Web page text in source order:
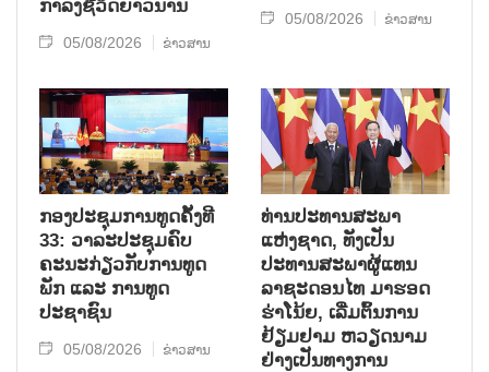
ກຳລັງຊີວິດຍາວນານ
05/08/2026 ຂ່າວສານ
05/08/2026 ຂ່າວສານ
ກອງປະຊຸມການທູດຄັ້ງທີ
33: ວາລະປະຊຸມຄົບ
ຄະນະກ່ຽວກັບການທູດ
ພັກ ແລະ ການທູດ
ປະຊາຊົນ
05/08/2026 ຂ່າວສານ
ທ່ານປະທານສະພາ
ແຫ່ງຊາດ, ທັງເປັນ
ປະທານສະພາຜູ້ແທນ
ລາຊະດອນໄທ ມາຮອດ
ຮ່າໂນ້ຍ, ເລີ່ມຕົ້ນການ
ຢ້ຽມຢາມ ຫວຽດນາມ
ຢ່າງເປັນທາງການ